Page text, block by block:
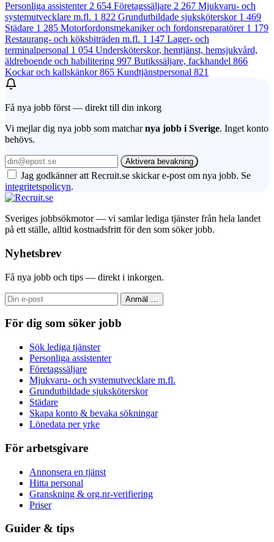
Personliga assistenter 2 654 Företagssäljare 2 267 Mjukvaru- och
systemutvecklare m.fl. 1 822 Grundutbildade sjuksköterskor 1 469
Städare 1 285 Motorfordonsmekaniker och fordonsreparatörer 1 179
Restaurang- och köksbiträden m.fl. 1 147 Lager- och
terminalpersonal 1 054 Undersköterskor, hemtjänst, hemsjukvård,
äldreboende och habilitering 997 Butikssäljare, fackhandel 866
Kockar och kallskänkor865 Kundtjänstpersonal 821
Få nya jobb först — direkt till din inkorg
Vi mejlar dig nya jobb som matcharnya jobb i Sverige. Inget konto
behövs.
Aktivera bevakning
Jag godkänner att Recruit.se skickar e-post om nya jobb. Se
integritetspolicyn.
Sveriges jobbsökmotor — vi samlar lediga tjänster från hela landet
på ett ställe, alltid kostnadsfritt för den som söker jobb.
Nyhetsbrev
Få nya jobb och tips — direkt i inkorgen.
Anmäl
För dig som söker jobb
Sök lediga tjänster
Personliga assistenter
Företagssäljare
Mjukvaru- och systemutvecklare m.fl.
Grundutbildade sjuksköterskor
Städare
Skapa konto & bevaka sökningar
Lönedata per yrke
För arbetsgivare
Annonsera en tjänst
Hitta personal
Granskning & org.nr-verifiering
Priser
Guider & tips